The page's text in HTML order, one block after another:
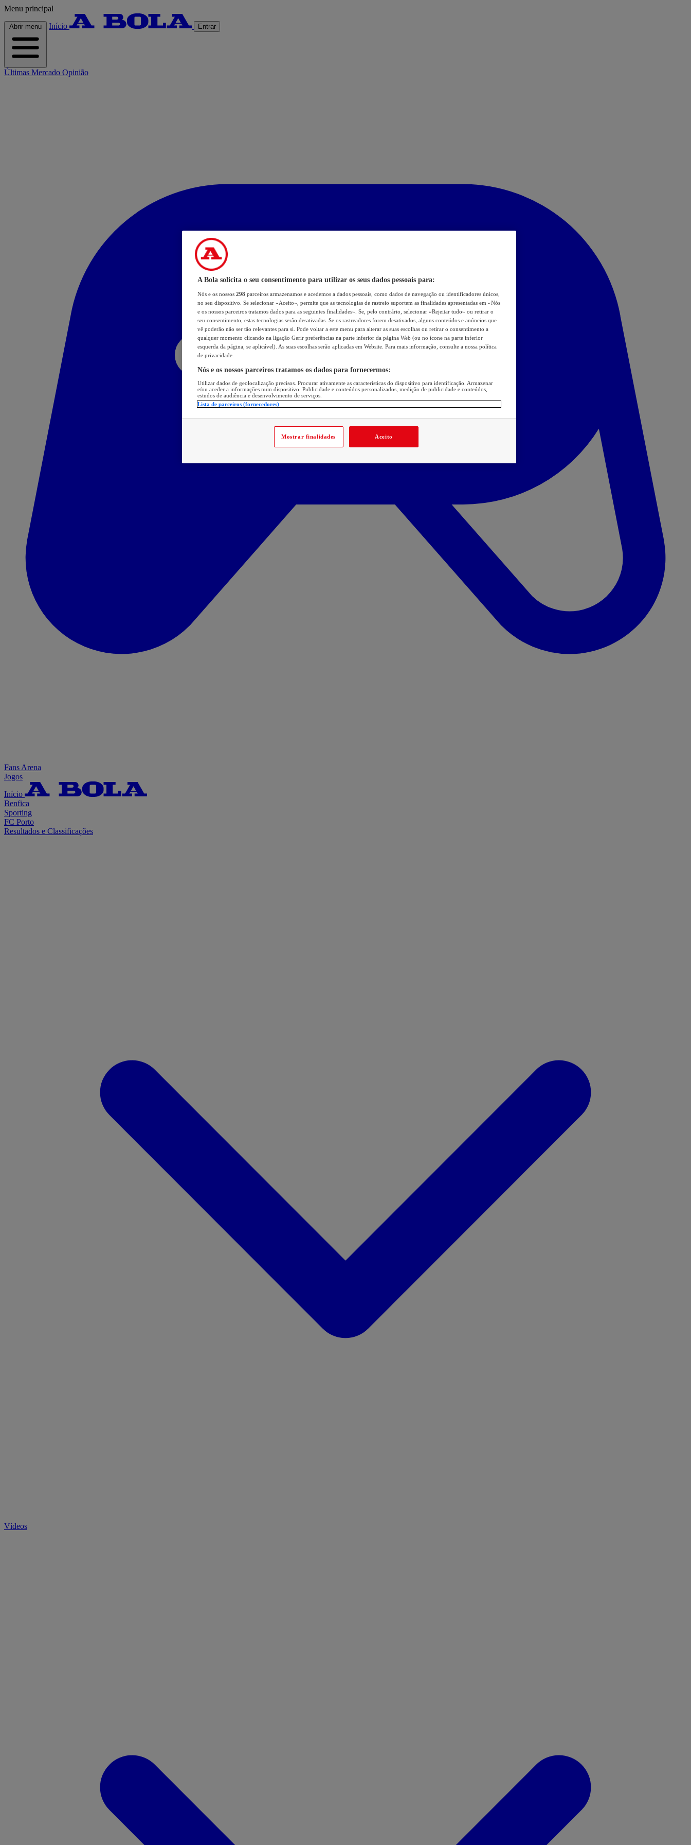
Menu principal
Abrir menu Início Entrar
Últimas Mercado Opinião
Fans Arena
Jogos
Início
Benfica
Sporting
FC Porto
Resultados e Classificações
Vídeos
A Bola solicita o seu consentimento para utilizar os seus dados pessoais para:
Nós e os nossos 298 parceiros armazenamos e acedemos a dados pessoais, como dados de navegação ou identificadores únicos,
no seu dispositivo. Se selecionar «Aceito», permite que as tecnologias de rastreio suportem as finalidades apresentadas em «Nós
e os nossos parceiros tratamos dados para as seguintes finalidades». Se, pelo contrário, selecionar «Rejeitar tudo» ou retirar o
seu consentimento, estas tecnologias serão desativadas. Se os rastreadores forem desativados, alguns conteúdos e anúncios que
vê poderão não ser tão relevantes para si. Pode voltar a este menu para alterar as suas escolhas ou retirar o consentimento a
qualquer momento clicando na ligação Gerir preferências na parte inferior da página Web (ou no ícone na parte inferior
esquerda da página, se aplicável). As suas escolhas serão aplicadas em Website. Para mais informação, consulte a nossa política
de privacidade.
Nós e os nossos parceiros tratamos os dados para fornecermos:
Utilizar dados de geolocalização precisos. Procurar ativamente as características do dispositivo para identificação. Armazenar
e/ou aceder a informações num dispositivo. Publicidade e conteúdos personalizados, medição de publicidade e conteúdos,
estudos de audiência e desenvolvimento de serviços.
Lista de parceiros (fornecedores)
Mostrar finalidades Aceito